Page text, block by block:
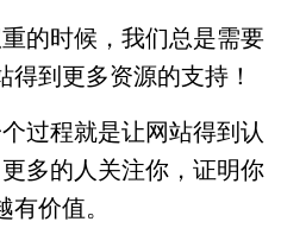
的时候，我们总是需要
到更多资源的支持！
过程就是让网站得到认
多的人关注你，证明你
有价值。